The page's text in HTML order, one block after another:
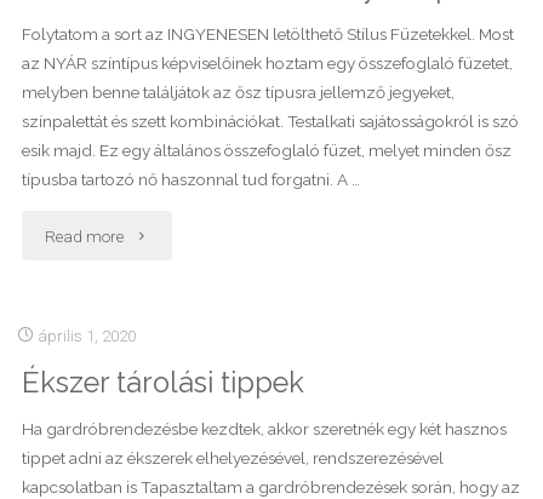
Típus"
Folytatom a sort az INGYENESEN letölthető Stílus Füzetekkel. Most
az NYÁR színtípus képviselőinek hoztam egy összefoglaló füzetet,
melyben benne találjátok az ősz típusra jellemző jegyeket,
színpalettát és szett kombinációkat. Testalkati sajátosságokról is szó
esik majd. Ez egy általános összefoglaló füzet, melyet minden ősz
típusba tartozó nő haszonnal tud forgatni. A …
Read more "Letölthető
Füzet-
Nyár
Típus"
április 1, 2020
Ékszer tárolási tippek
Ha gardróbrendezésbe kezdtek, akkor szeretnék egy két hasznos
tippet adni az ékszerek elhelyezésével, rendszerezésével
kapcsolatban is Tapasztaltam a gardróbrendezések során, hogy az